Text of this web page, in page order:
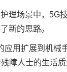
理场景中，5G
新的思路。
用扩展到机
障人士的生活